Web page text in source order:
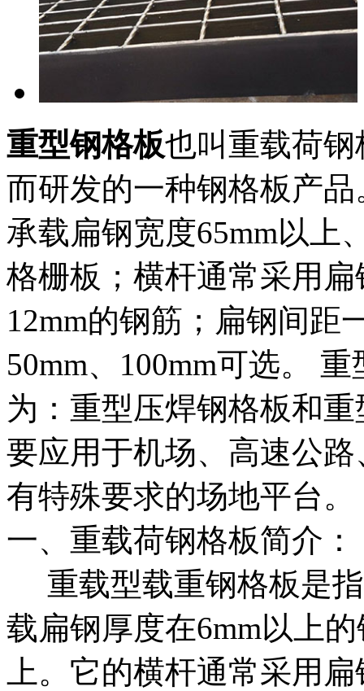
重型钢格板也叫重载荷
而研发的一种钢格板产
承载扁钢宽度65mm以上
格栅板；横杆通常采用
12mm的钢筋；扁钢间距
50mm、100mm可选。
为：重型压焊钢格板和
要应用于机场、高速公
有特殊要求的场地平台。
一、重载荷钢格板简
重载型载重钢格板是指
载扁钢厚度在6mm以上
上。它的横杆通常采用